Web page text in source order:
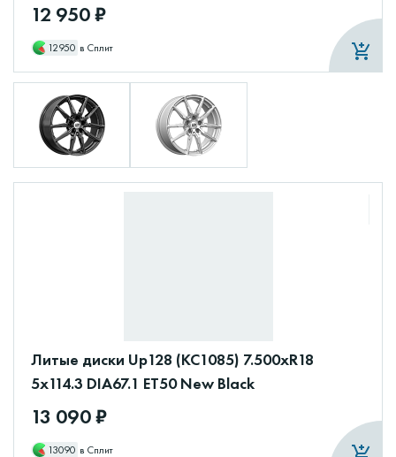
12 950 ₽
12950 в Сплит
Литые диски Up128 (КС1085) 7.500xR18
5x114.3 DIA67.1 ET50 New Black
13 090 ₽
13090 в Сплит